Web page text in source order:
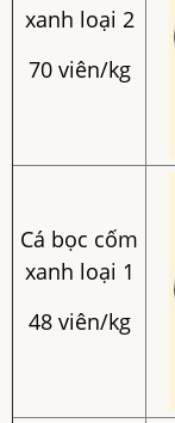
xanh loại 2
70 viên/kg
Cá bọc cốm
xanh loại 1
48 viên/kg